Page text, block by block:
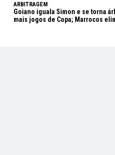
ARBITRAGEM
Goiano iguala Simon e se torna
mais jogos de Copa; Marrocos